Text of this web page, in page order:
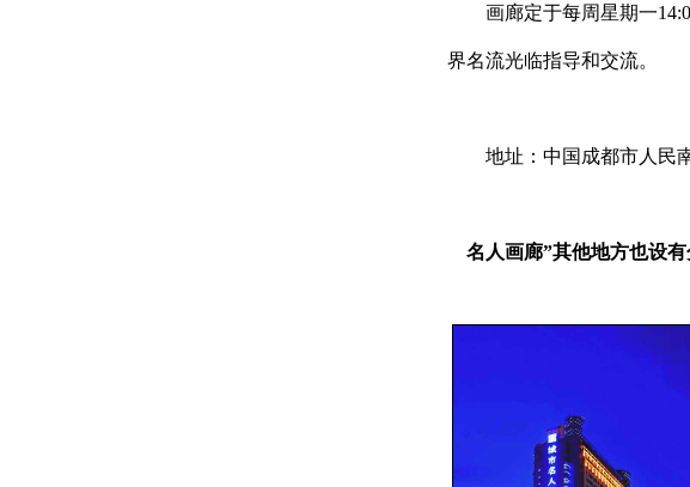
画廊定于每周星期一
界名流光临指导和交流。
地址： 中国 成都市人民
名人画廊”其他地方也设有